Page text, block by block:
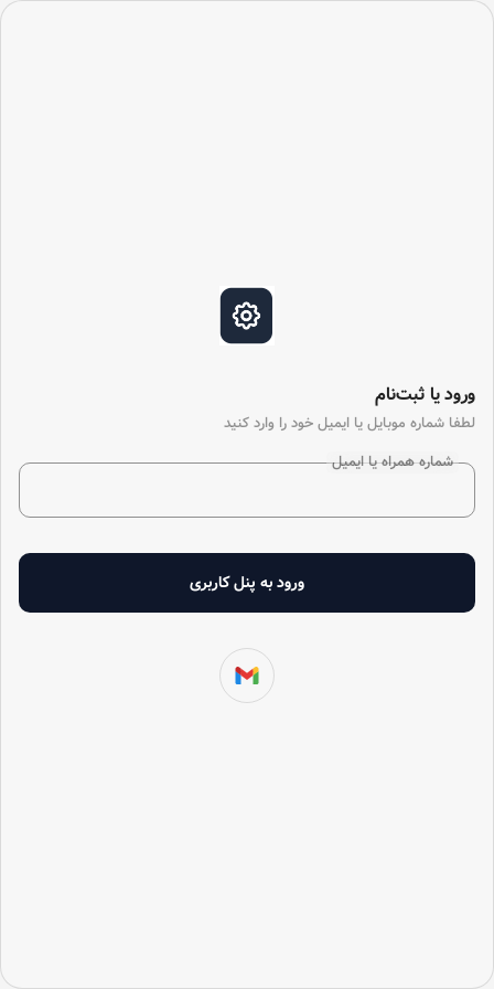
ورود یا ثبت‌نام
لطفا شماره موبایل یا ایمیل خود را وارد کنید
شماره همراه یا ایمیل
ورود به پنل کاربری